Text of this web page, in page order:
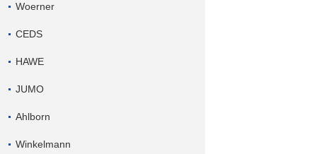
Woerner
CEDS
HAWE
JUMO
Ahlborn
Winkelmann